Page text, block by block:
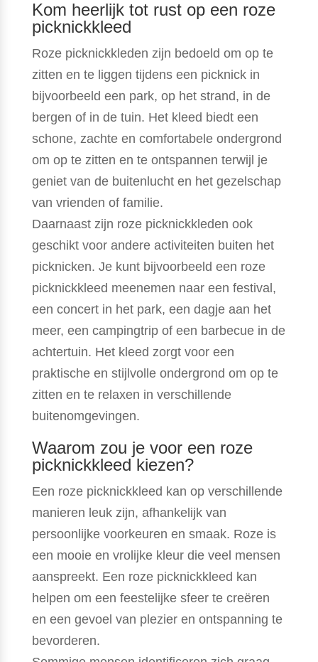
Kom heerlijk tot rust op een roze
picknickkleed
Roze picknickkleden zijn bedoeld om op te
zitten en te liggen tijdens een picknick in
bijvoorbeeld een park, op het strand, in de
bergen of in de tuin. Het kleed biedt een
schone, zachte en comfortabele ondergrond
om op te zitten en te ontspannen terwijl je
geniet van de buitenlucht en het gezelschap
van vrienden of familie.
Daarnaast zijn roze picknickkleden ook
geschikt voor andere activiteiten buiten het
picknicken. Je kunt bijvoorbeeld een roze
picknickkleed meenemen naar een festival,
een concert in het park, een dagje aan het
meer, een campingtrip of een barbecue in de
achtertuin. Het kleed zorgt voor een
praktische en stijlvolle ondergrond om op te
zitten en te relaxen in verschillende
buitenomgevingen.
Waarom zou je voor een roze
picknickkleed kiezen?
Een roze picknickkleed kan op verschillende
manieren leuk zijn, afhankelijk van
persoonlijke voorkeuren en smaak. Roze is
een mooie en vrolijke kleur die veel mensen
aanspreekt. Een roze picknickkleed kan
helpen om een feestelijke sfeer te creëren
en een gevoel van plezier en ontspanning te
bevorderen.